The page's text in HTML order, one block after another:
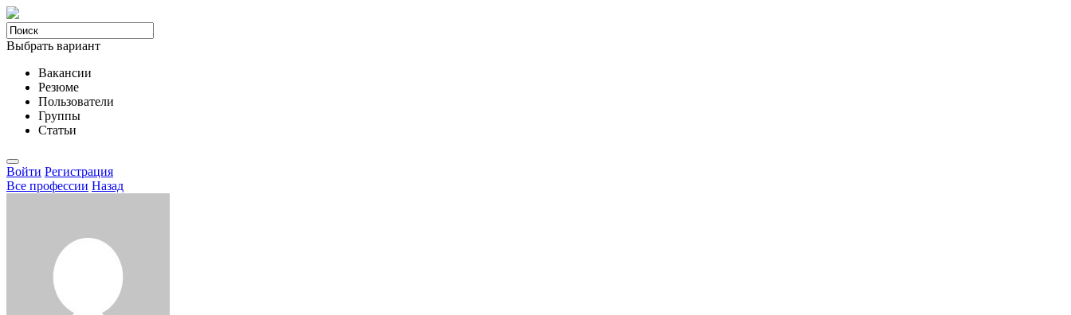
Выбрать вариант
Вакансии
Резюме
Пользователи
Группы
Статьи
Войти Регистрация
Все професcии Назад